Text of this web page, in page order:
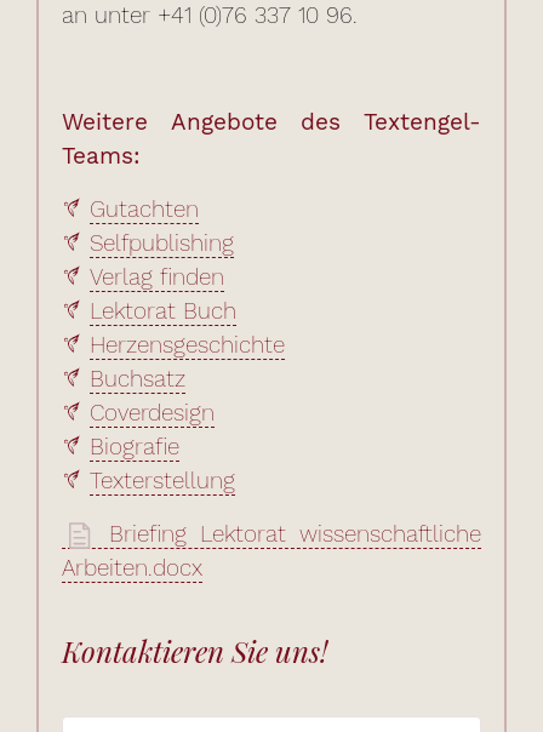
an unter +41 (0)76 337 10 96.
Weitere Angebote des Textengel-
Teams:
Gutachten
Selfpublishing
Verlag finden
Lektorat Buch
Herzensgeschichte
Buchsatz
Coverdesign
Biografie
Texterstellung
Briefing Lektorat wissenschaftliche
Arbeiten.docx
Kontaktieren Sie uns!